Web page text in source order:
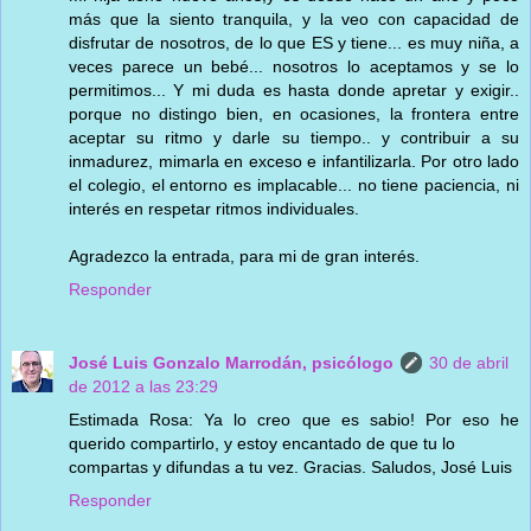
más que la siento tranquila, y la veo con capacidad de
disfrutar de nosotros, de lo que ES y tiene... es muy niña, a
veces parece un bebé... nosotros lo aceptamos y se lo
permitimos... Y mi duda es hasta donde apretar y exigir..
porque no distingo bien, en ocasiones, la frontera entre
aceptar su ritmo y darle su tiempo.. y contribuir a su
inmadurez, mimarla en exceso e infantilizarla. Por otro lado
el colegio, el entorno es implacable... no tiene paciencia, ni
interés en respetar ritmos individuales.
Agradezco la entrada, para mi de gran interés.
Responder
José Luis Gonzalo Marrodán, psicólogo
30 de abril
de 2012 a las 23:29
Estimada Rosa: Ya lo creo que es sabio! Por eso he
querido compartirlo, y estoy encantado de que tu lo
compartas y difundas a tu vez. Gracias. Saludos, José Luis
Responder